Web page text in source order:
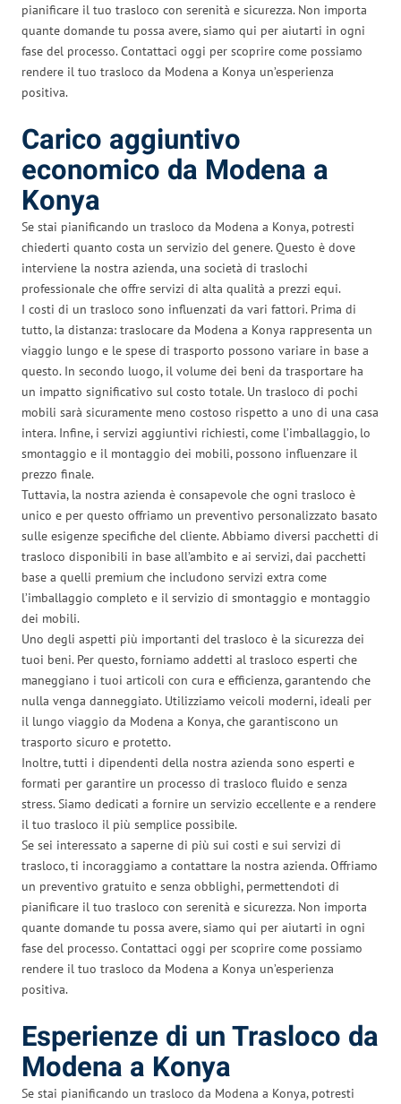
pianificare il tuo trasloco con serenità e sicurezza. Non importa
quante domande tu possa avere, siamo qui per aiutarti in ogni
fase del processo. Contattaci oggi per scoprire come possiamo
rendere il tuo trasloco da Modena a Konya un’esperienza
positiva.
Carico aggiuntivo
economico da Modena a
Konya
Se stai pianificando un trasloco da Modena a Konya, potresti
chiederti quanto costa un servizio del genere. Questo è dove
interviene la nostra azienda, una società di traslochi
professionale che offre servizi di alta qualità a prezzi equi.
I costi di un trasloco sono influenzati da vari fattori. Prima di
tutto, la distanza: traslocare da Modena a Konya rappresenta un
viaggio lungo e le spese di trasporto possono variare in base a
questo. In secondo luogo, il volume dei beni da trasportare ha
un impatto significativo sul costo totale. Un trasloco di pochi
mobili sarà sicuramente meno costoso rispetto a uno di una casa
intera. Infine, i servizi aggiuntivi richiesti, come l’imballaggio, lo
smontaggio e il montaggio dei mobili, possono influenzare il
prezzo finale.
Tuttavia, la nostra azienda è consapevole che ogni trasloco è
unico e per questo offriamo un preventivo personalizzato basato
sulle esigenze specifiche del cliente. Abbiamo diversi pacchetti di
trasloco disponibili in base all’ambito e ai servizi, dai pacchetti
base a quelli premium che includono servizi extra come
l’imballaggio completo e il servizio di smontaggio e montaggio
dei mobili.
Uno degli aspetti più importanti del trasloco è la sicurezza dei
tuoi beni. Per questo, forniamo addetti al trasloco esperti che
maneggiano i tuoi articoli con cura e efficienza, garantendo che
nulla venga danneggiato. Utilizziamo veicoli moderni, ideali per
il lungo viaggio da Modena a Konya, che garantiscono un
trasporto sicuro e protetto.
Inoltre, tutti i dipendenti della nostra azienda sono esperti e
formati per garantire un processo di trasloco fluido e senza
stress. Siamo dedicati a fornire un servizio eccellente e a rendere
il tuo trasloco il più semplice possibile.
Se sei interessato a saperne di più sui costi e sui servizi di
trasloco, ti incoraggiamo a contattare la nostra azienda. Offriamo
un preventivo gratuito e senza obblighi, permettendoti di
pianificare il tuo trasloco con serenità e sicurezza. Non importa
quante domande tu possa avere, siamo qui per aiutarti in ogni
fase del processo. Contattaci oggi per scoprire come possiamo
rendere il tuo trasloco da Modena a Konya un’esperienza
positiva.
Esperienze di un Trasloco da
Modena a Konya
Se stai pianificando un trasloco da Modena a Konya, potresti